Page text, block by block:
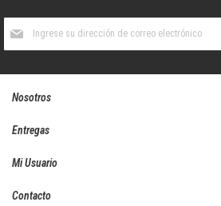
boletín
Nosotros
Entregas
Mi Usuario
Contacto